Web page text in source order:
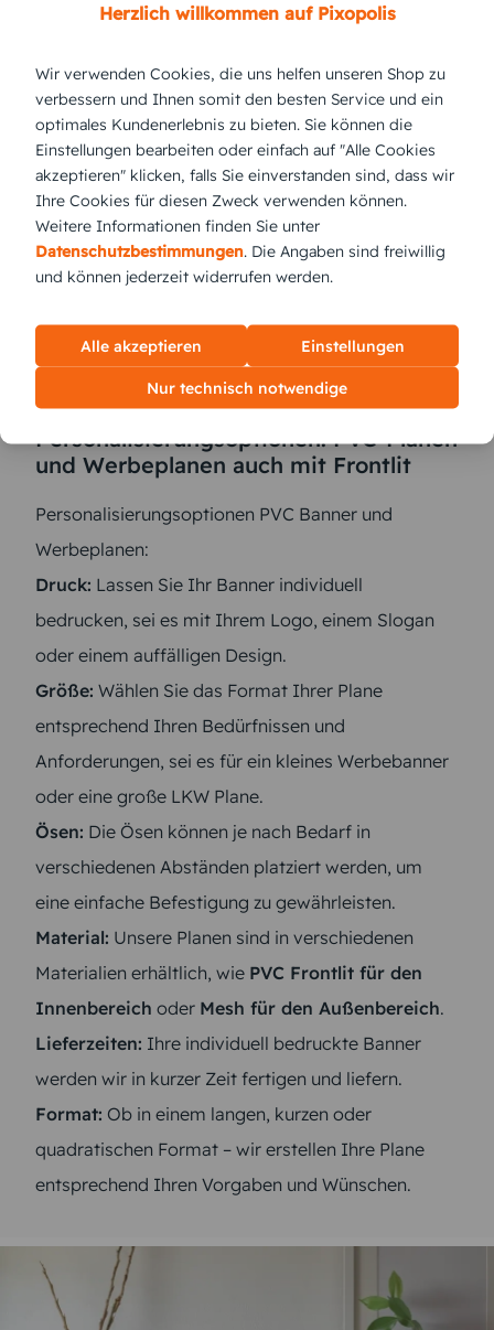
Personalisierungsoptionen: PVC-Planen
und Werbeplanen auch mit Frontlit
Personalisierungsoptionen PVC Banner und
Werbeplanen:
Druck: Lassen Sie Ihr Banner individuell
bedrucken, sei es mit Ihrem Logo, einem Slogan
oder einem auffälligen Design.
Größe: Wählen Sie das Format Ihrer Plane
entsprechend Ihren Bedürfnissen und
Anforderungen, sei es für ein kleines Werbebanner
oder eine große LKW Plane.
Ösen: Die Ösen können je nach Bedarf in
verschiedenen Abständen platziert werden, um
eine einfache Befestigung zu gewährleisten.
Material: Unsere Planen sind in verschiedenen
Materialien erhältlich, wie PVC Frontlit für den
Innenbereich oder Mesh für den Außenbereich.
Lieferzeiten: Ihre individuell bedruckte Banner
werden wir in kurzer Zeit fertigen und liefern.
Format: Ob in einem langen, kurzen oder
quadratischen Format – wir erstellen Ihre Plane
entsprechend Ihren Vorgaben und Wünschen.
Herzlich willkommen auf Pixopolis
Wir verwenden Cookies, die uns helfen unseren Shop zu
verbessern und Ihnen somit den besten Service und ein
optimales Kundenerlebnis zu bieten. Sie können die
Einstellungen bearbeiten oder einfach auf "Alle Cookies
akzeptieren" klicken, falls Sie einverstanden sind, dass wir
Ihre Cookies für diesen Zweck verwenden können.
Weitere Informationen finden Sie unter
Datenschutzbestimmungen. Die Angaben sind freiwillig
und können jederzeit widerrufen werden.
Alle akzeptieren Einstellungen
Nur technisch notwendige